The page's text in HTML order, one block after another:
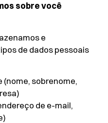
sobre você
e
de dados pessoais
(nome, sobrenome,
de e-mail,